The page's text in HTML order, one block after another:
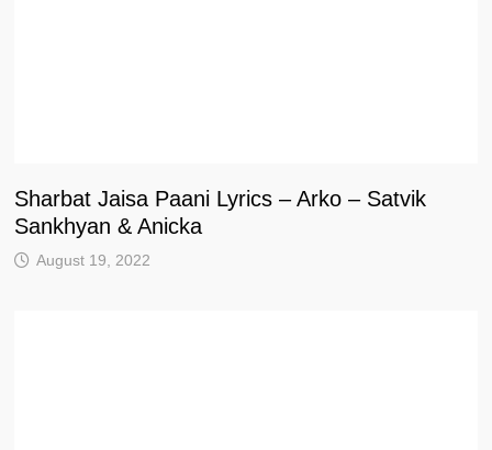
Sharbat Jaisa Paani Lyrics – Arko – Satvik
Sankhyan & Anicka
August 19, 2022